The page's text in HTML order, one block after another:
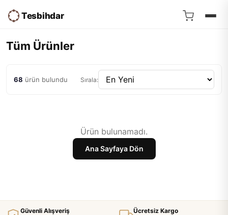
Tesbihdar
Tüm Ürünler
68 ürün bulundu Sırala:
Ürün bulunamadı.
Ana Sayfaya Dön
Güvenli Alışveriş Ücretsiz Kargo